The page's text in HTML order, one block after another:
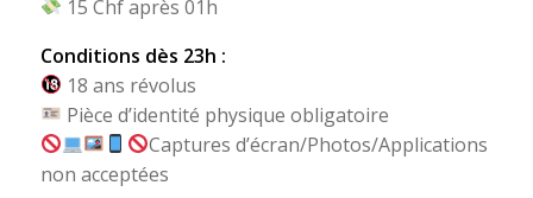
15 Chf après 01h
Conditions dès 23h :
18 ans révolus
Pièce d’identité physique obligatoire
Captures d’écran/Photos/Applications
non acceptées